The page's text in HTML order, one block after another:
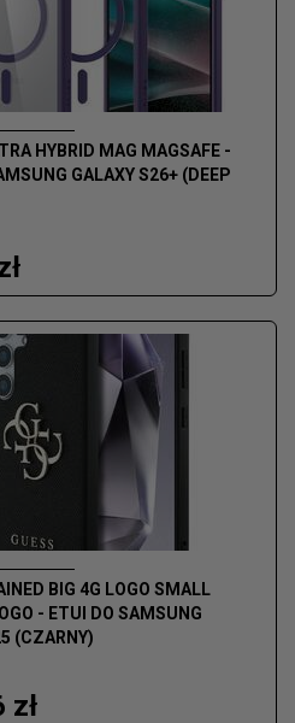
HYBRID MAG MAGSAFE -
GALAXY S26+ (DEEP
BIG 4G LOGO SMALL
- ETUI DO SAMSUNG
(CZARNY)
zł